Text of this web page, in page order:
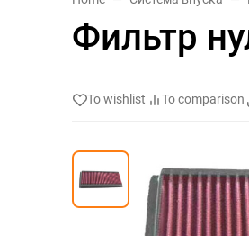
Фильтр
To wishlist To comparison